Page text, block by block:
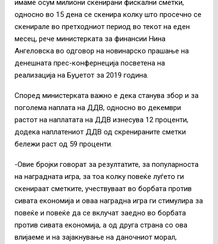
имаме осум милиони скенирани фискални сметки,
односно во 15 дена се скенира колку што просечно се
скенирале во претходниот период во текот на еден
месец, рече министерката за финансии Нина
Ангеловска во одговор на новинарско прашање на
денешната прес-конфернеција посветена на
реализација на Буџетот за 2019 година.
Според министерката важно е дека станува збор и за
поголема наплата на ДДВ, односно во декември
растот на наплатата на ДДВ изнесува 12 проценти,
додека наплатениот ДДВ од скренираните сметки
бележи раст од 59 проценти.
-Овие бројки говорат за резултатите, за популарноста
на наградната игра, за тоа колку повеќе луѓето ги
скенираат сметките, учествуваат во борбата против
сивата економија и оваа наградна игра ги стимулира за
повеќе и повеќе да се вклучат заедно во борбата
против сивата економија, а од друга страна со ова
влијаеме и на зајакнување на даночниот морал,